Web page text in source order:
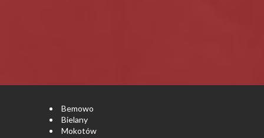
Bemowo
Bielany
Mokotów